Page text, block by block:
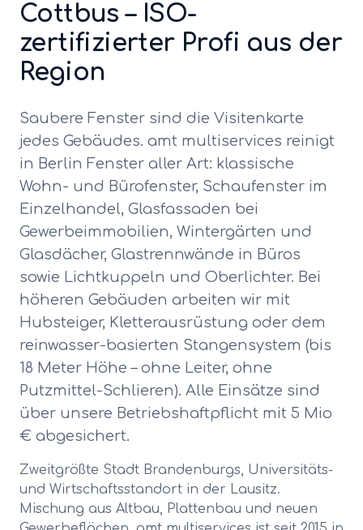
Cottbus – ISO-
zertifizierter Profi aus der
Region
Saubere Fenster sind die Visitenkarte
jedes Gebäudes. amt multiservices reinigt
in Berlin Fenster aller Art: klassische
Wohn- und Bürofenster, Schaufenster im
Einzelhandel, Glasfassaden bei
Gewerbeimmobilien, Wintergärten und
Glasdächer, Glastrennwände in Büros
sowie Lichtkuppeln und Oberlichter. Bei
höheren Gebäuden arbeiten wir mit
Hubsteiger, Kletterausrüstung oder dem
reinwasser-basierten Stangensystem (bis
18 Meter Höhe – ohne Leiter, ohne
Putzmittel-Schlieren). Alle Einsätze sind
über unsere Betriebshaftpflicht mit 5 Mio
€ abgesichert.
Zweitgrößte Stadt Brandenburgs, Universitäts-
und Wirtschaftsstandort in der Lausitz.
Mischung aus Altbau, Plattenbau und neuen